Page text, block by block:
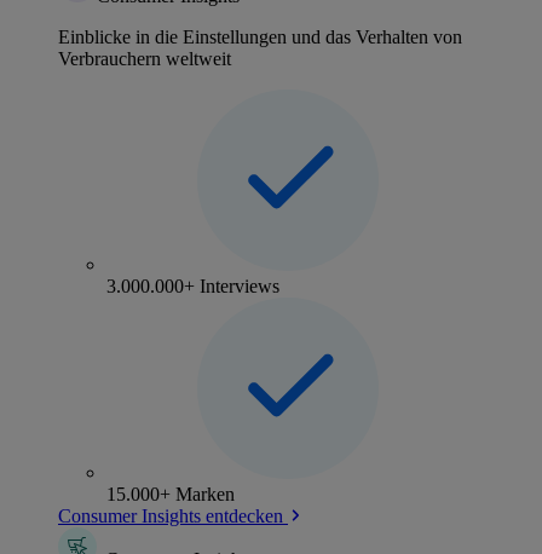
Einblicke in die Einstellungen und das Verhalten von
Verbrauchern weltweit
3.000.000+ Interviews
15.000+ Marken
Consumer Insights entdecken